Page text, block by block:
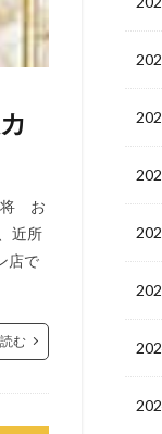
将 お
近所
店で
む